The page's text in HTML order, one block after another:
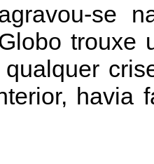
se
trouxe
qualquer
havia